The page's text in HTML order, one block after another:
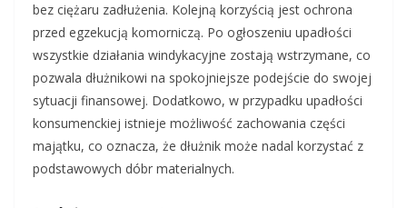
bez ciężaru zadłużenia. Kolejną korzyścią jest ochrona
przed egzekucją komorniczą. Po ogłoszeniu upadłości
wszystkie działania windykacyjne zostają wstrzymane, co
pozwala dłużnikowi na spokojniejsze podejście do swojej
sytuacji finansowej. Dodatkowo, w przypadku upadłości
konsumenckiej istnieje możliwość zachowania części
majątku, co oznacza, że dłużnik może nadal korzystać z
podstawowych dóbr materialnych.